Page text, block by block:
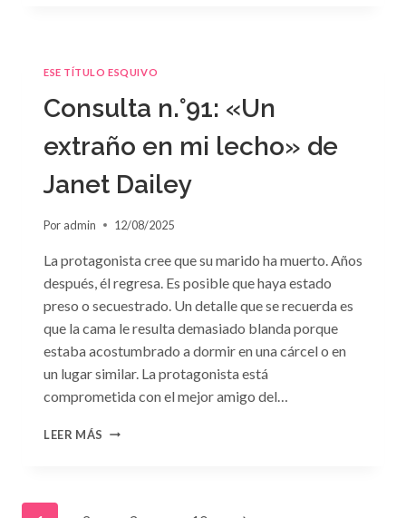
ESE TÍTULO ESQUIVO
Consulta n.°91: «Un
extraño en mi lecho» de
Janet Dailey
Por admin 12/08/2025
La protagonista cree que su marido ha muerto. Años
después, él regresa. Es posible que haya estado
preso o secuestrado. Un detalle que se recuerda es
que la cama le resulta demasiado blanda porque
estaba acostumbrado a dormir en una cárcel o en
un lugar similar. La protagonista está
comprometida con el mejor amigo del…
LEER MÁS CONSULTA